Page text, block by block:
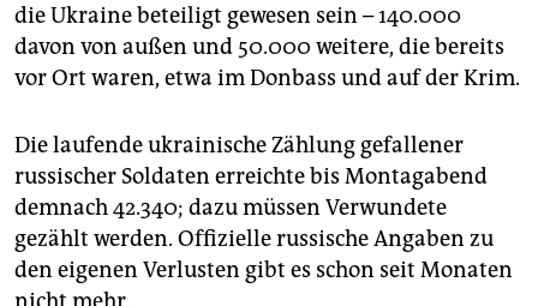
die Ukraine beteiligt gewesen sein – 140.000
davon von außen und 50.000 weitere, die bereits
vor Ort waren, etwa im Donbass und auf der Krim.
Die laufende ukrainische Zählung gefallener
russischer Soldaten erreichte bis Montagabend
demnach 42.340; dazu müssen Verwundete
gezählt werden. Offizielle russische Angaben zu
den eigenen Verlusten gibt es schon seit Monaten